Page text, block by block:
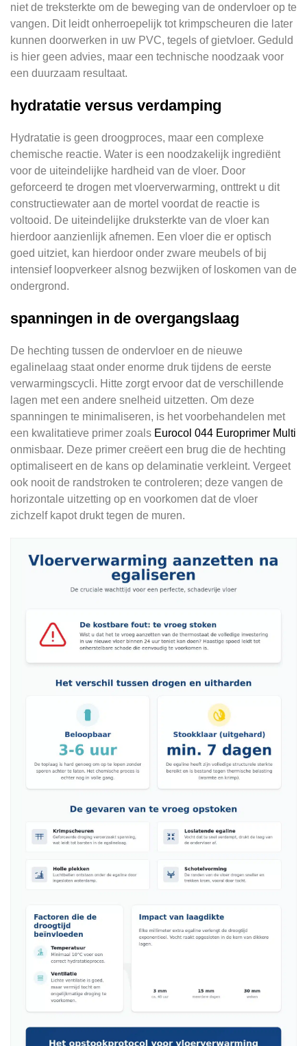
niet de treksterkte om de beweging van de ondervloer op te
vangen. Dit leidt onherroepelijk tot krimpscheuren die later
kunnen doorwerken in uw PVC, tegels of gietvloer. Geduld
is hier geen advies, maar een technische noodzaak voor
een duurzaam resultaat.
hydratatie versus verdamping
Hydratatie is geen droogproces, maar een complexe
chemische reactie. Water is een noodzakelijk ingrediënt
voor de uiteindelijke hardheid van de vloer. Door
geforceerd te drogen met vloerverwarming, onttrekt u dit
constructiewater aan de mortel voordat de reactie is
voltooid. De uiteindelijke druksterkte van de vloer kan
hierdoor aanzienlijk afnemen. Een vloer die er optisch
goed uitziet, kan hierdoor onder zware meubels of bij
intensief loopverkeer alsnog bezwijken of loskomen van de
ondergrond.
spanningen in de overgangslaag
De hechting tussen de ondervloer en de nieuwe
egalinelaag staat onder enorme druk tijdens de eerste
verwarmingscycli. Hitte zorgt ervoor dat de verschillende
lagen met een andere snelheid uitzetten. Om deze
spanningen te minimaliseren, is het voorbehandelen met
een kwalitatieve primer zoals Eurocol 044 Europrimer Multi
onmisbaar. Deze primer creëert een brug die de hechting
optimaliseert en de kans op delaminatie verkleint. Vergeet
ook nooit de randstroken te controleren; deze vangen de
horizontale uitzetting op en voorkomen dat de vloer
zichzelf kapot drukt tegen de muren.